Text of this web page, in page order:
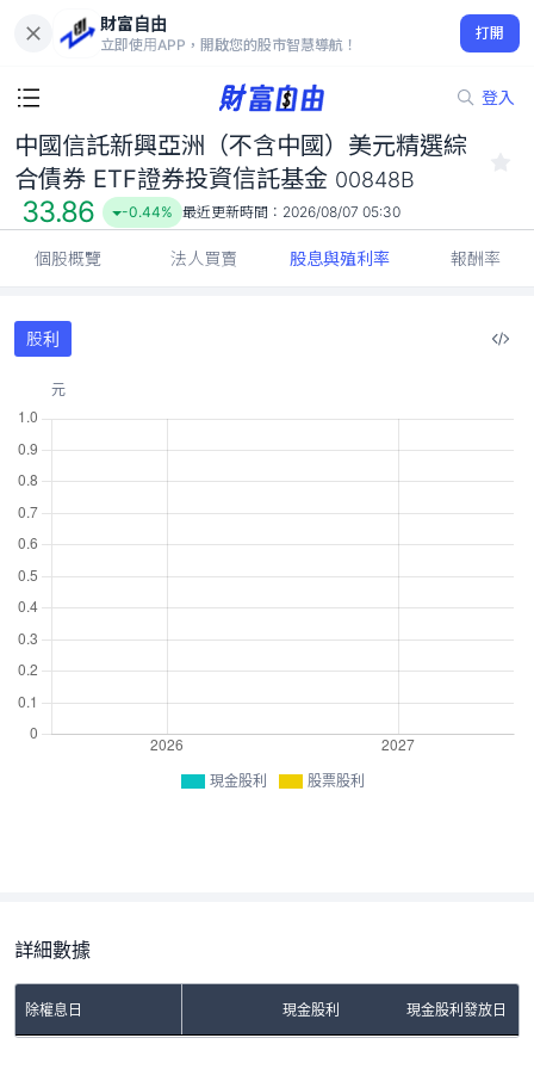
財富自由
立即使用APP，開啟您的股市智慧導航！
打開
登入
中國信託新興亞洲（不含中國）美元精選綜合債券 ETF證券投資信
託基金 00848B
33.86
-0.44%
中國信託新興亞洲（不含中國）美元精選綜
合債券 ETF證券投資信託基金 00848B
33.86 -0.44% 最近更新時間： 2026/08/07 05:30
個股概覽 法人買賣 股息與殖利率 報酬率
股利
現金股利 股票股利
詳細數據
除權息日 現金股利 現金股利發放日